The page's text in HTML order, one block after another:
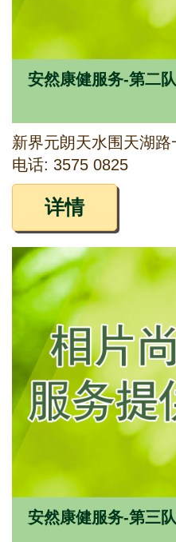
安然康健服务-第二队
电话: 3575 0825
详情
安然康健服务-第三队